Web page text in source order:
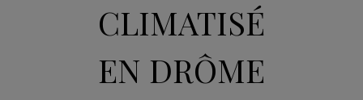
CLIMATISÉ
EN DRÔME